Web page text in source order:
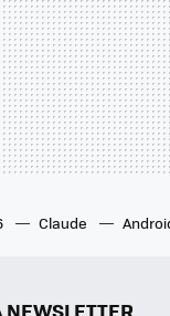
Claude